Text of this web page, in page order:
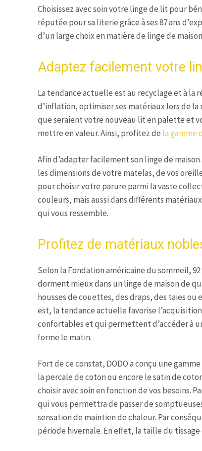
Choisissez avec soin votre linge de lit pour
réputée pour sa literie grâce à ses 87 ans
d’un large choix en matière de linge de
Adaptez facilement votre
La tendance actuelle est au recyclage et à la
d’inflation, optimiser ses matériaux lors de la
que seraient votre nouveau lit en palette et
mettre en valeur. Ainsi, profitez de la gamme
Afin d’adapter facilement son linge de
les dimensions de votre matelas, de vos
pour choisir votre parure parmi la vaste
couleurs, mais aussi dans différents
qui vous ressemble.
Profitez de matériaux
Selon la Fondation américaine du sommeil,
dorment mieux dans un linge de maison de
housses de couettes, des draps, des taies
est, la tendance actuelle favorise
confortables et qui permettent d’accéder à
forme le matin.
Fort de ce constat, DODO a conçu une
la percale de coton ou encore le satin de
choisir avec soin en fonction de vos besoins.
qui vous permettra de passer de
sensation de maintien de chaleur. Par
période hivernale. En effet, la taille du